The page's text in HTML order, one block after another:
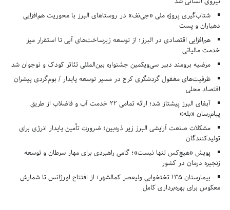
شتاب‌گیری پروژه ملی «جی‌نف» در روستاهای البرز با محوریت هم‌افزایی
دهیاران و پست
هم‌افزایی اقتصادی در البرز؛ از توسعه زیرساخت‌های آبی تا استقرار میز
خدمت مالیاتی
مرضیه برومند دبیر سی‌ویکمین جشنواره بین‌المللی تئاتر کودک و نوجوان شد
ظرفیت‌های مغفول گردشگری کرج در مسیر توسعه پایدار / بوم‌گردی پیشران
اقتصاد محلی
آبفای البرز پیشتاز شد؛ ارائه تمامی ۲۲ خدمت آب و فاضلاب از طریق
پیام‌رسان «بله»
مشکلات صنعت آرایشی البرز زیر ذره‌بین؛ ضرورت تأمین پایدار انرژی برای
تولیدکنندگان
پویش «هیچ‌کس تنها نیست»؛ گامی راهبردی برای مهار سرطان و توسعه
زنجیره درمان در کشور
بیمارستان ۱۳۵ تختخوابی ولیعصر کمالشهر؛ از افتتاح اورژانس تا شمارش
معکوس برای بهره‌برداری کامل